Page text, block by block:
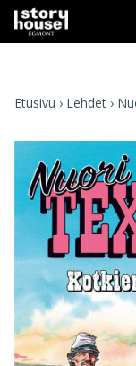
Etusivu › Lehdet ›